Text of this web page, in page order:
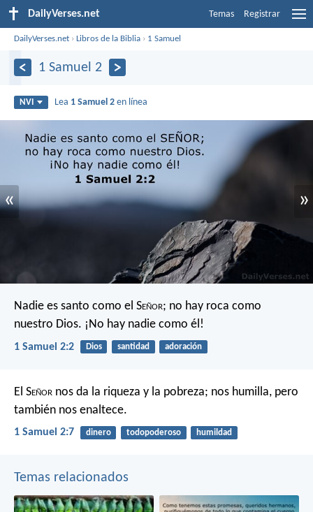
DailyVerses.net Temas Registrar
DailyVerses.net ›Libros de la Biblia › 1 Samuel
1 Samuel 2
NVI Lea 1 Samuel 2 en línea
« »
Nadie es santo como el Señor; no hay roca como
nuestro Dios. ¡No hay nadie como él!
1 Samuel 2:2 Dios santidad adoración
El Señor nos da la riqueza y la pobreza; nos humilla, pero
también nos enaltece.
1 Samuel 2:7 dinero todopoderoso humildad
Temas relacionados